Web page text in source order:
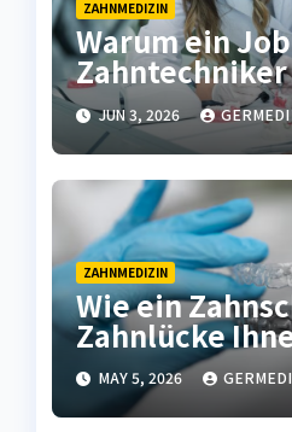
ZAHNMEDIZIN
Warum ein Job
und Stabilität
Berufsleben
JUN 3, 2026
ZAHNMEDIZIN
Wie ein
Zahnlücke
kann, Ihr
MAY 5, 2026